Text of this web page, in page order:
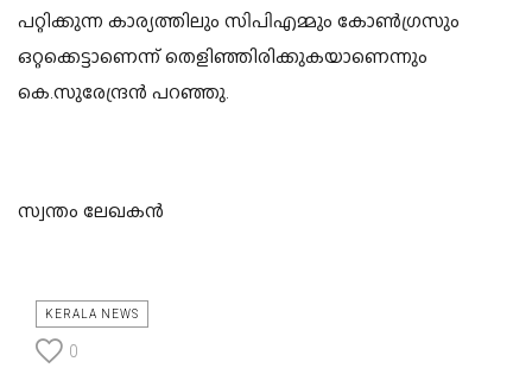
പറ്റിക്കുന്ന കാര്യത്തിലും സിപിഎമ്മും കോൺഗ്രസും
ഒറ്റക്കെട്ടാണെന്ന് തെളിഞ്ഞിരിക്കുകയാണെന്നും
കെ.സുരേന്ദ്രൻ പറഞ്ഞു.
സ്വന്തം ലേഖകൻ
KERALA NEWS
0